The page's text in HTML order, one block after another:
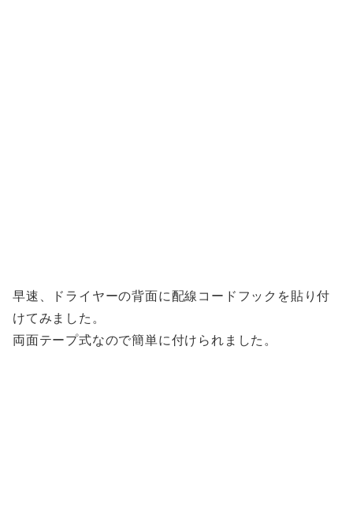
早速、ドライヤーの背面に配線コードフックを貼り付
けてみました。
両面テープ式なので簡単に付けられました。